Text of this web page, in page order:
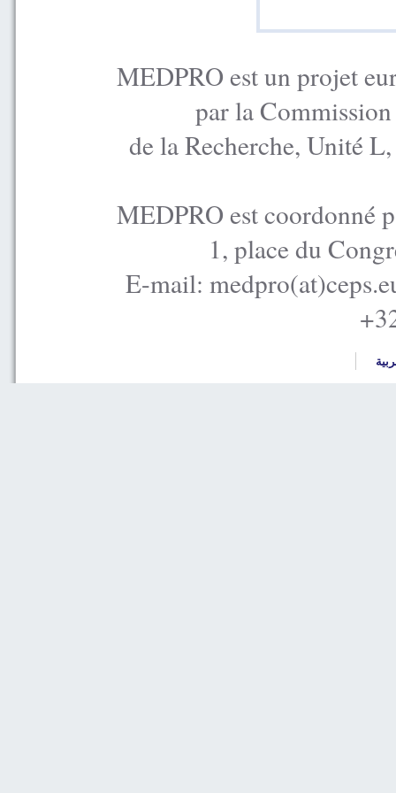
MEDPRO est un projet
par la
de la Recherche, Unité
MEDPRO est coordonné
1, place du
E-mail: